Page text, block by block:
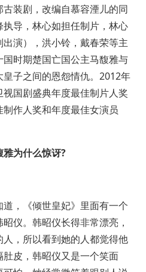
装剧，改编自慕容湮儿的同
导，林心如担任制片，林心
演），洪小铃，戴春荣等主
时期楚国亡国公主马馥雅与
子之间的恩怨情仇。2012年
国剧盛典年度最佳制片人奖
作人奖和年度最佳女演员
为什么惊讶?
，《倾世皇妃》里面有一个
仪。韩昭仪长得非常漂亮，
，所以看到她的人都觉得他
皮，韩昭仪又是一个笑面